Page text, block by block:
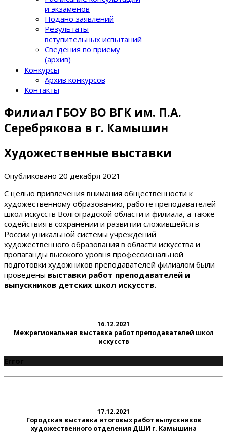
и экзаменов
Подано заявлений
Результаты
вступительных испытаний
Сведения по приему
(архив)
Конкурсы
Архив конкурсов
Контакты
Филиал ГБОУ ВО ВГК им. П.А.
Серебрякова в г. Камышин
Художественные выставки
Опубликовано 20 декабря 2021
С целью привлечения внимания общественности к
художественному образованию, работе преподавателей
школ искусств Волгоградской области и филиала, а также
содействия в сохранении и развитии сложившейся в
России уникальной системы учреждений
художественного образования в области искусства и
пропаганды высокого уровня профессиональной
подготовки художников преподавателей филиалом были
проведены выставки работ преподавателей и
выпускников детских школ искусств.
16.12.2021
Межрегиональная выставка работ преподавателей школ
искусств
Error
17.12.2021
Городская выставка итоговых работ выпускников
художественного отделения ДШИ г. Камышина